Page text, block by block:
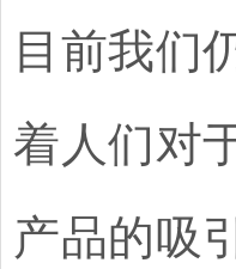
目前我们
着人们对
产品的吸